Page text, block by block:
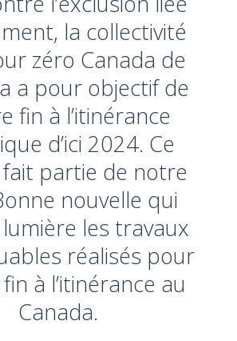
la collectivité
zéro Canada de
a pour objectif de
fin à l’itinérance
d’ici 2024. Ce
partie de notre
nouvelle qui
les travaux
réalisés pour
à l’itinérance au
Canada.